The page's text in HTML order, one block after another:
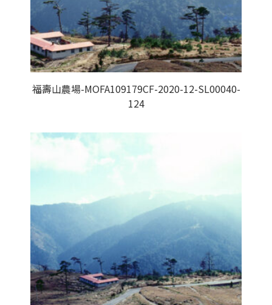
福壽山農場-MOFA109179CF-2020-12-SL00040-
124